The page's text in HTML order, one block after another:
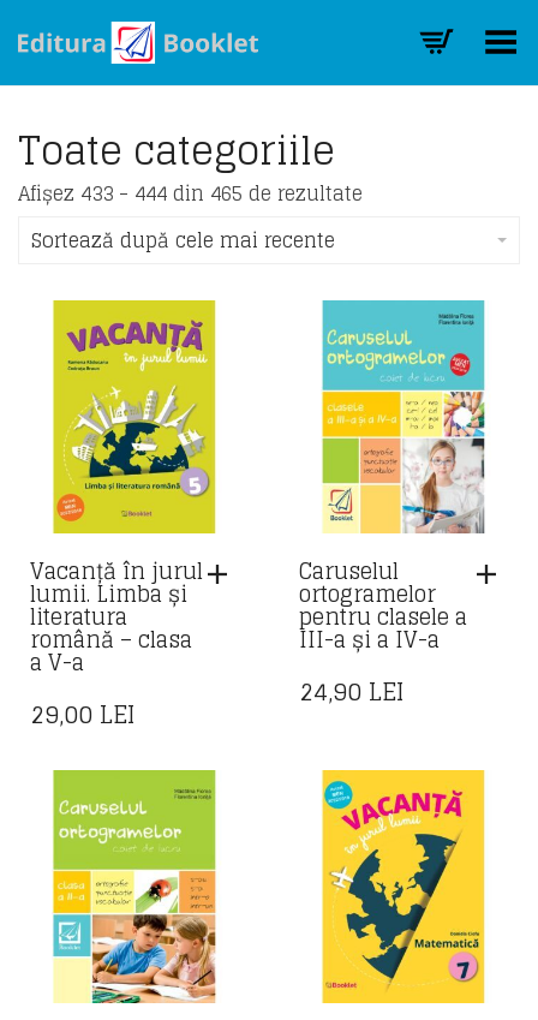
Toggle Menu
Toate categoriile
Afișez 433 - 444 din 465 de rezultate
Sortează după cele mai recente
Vacanță în jurul
lumii. Limba și
literatura
română – clasa
a V-a
29,00 LEI
Caruselul
ortogramelor
pentru clasele a
III-a și a IV-a
24,90 LEI